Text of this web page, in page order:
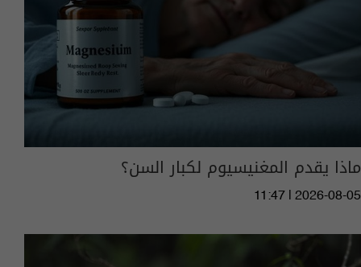
ماذا يقدم المغنيسيوم لكبار السن؟
11:47 | 2026-08-05